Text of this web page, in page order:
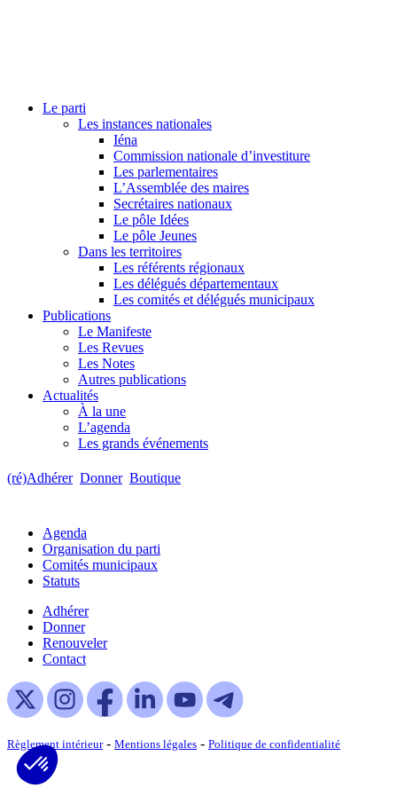
Le parti
Les instances nationales
Iéna
Commission nationale d’investiture
Les parlementaires
L’Assemblée des maires
Secrétaires nationaux
Le pôle Idées
Le pôle Jeunes
Dans les territoires
Les référents régionaux
Les délégués départementaux
Les comités et délégués municipaux
Publications
Le Manifeste
Les Revues
Les Notes
Autres publications
Actualités
À la une
L’agenda
Les grands événements
(ré)Adhérer Donner Boutique
Agenda
Organisation du parti
Comités municipaux
Statuts
Adhérer
Donner
Renouveler
Contact
Règlement intérieur - Mentions légales - Politique de confidentialité